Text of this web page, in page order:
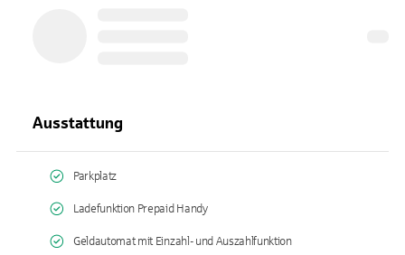
Ausstattung
Parkplatz
Ladefunktion Prepaid Handy
Geldautomat mit Einzahl- und Auszahlfunktion